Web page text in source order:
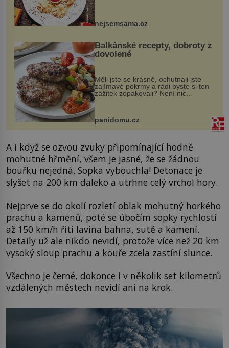
pokrmy, které rozhodně st...
nejsemsama.cz
Balkánské recepty, dobroty z
dovolené
Měli jste se krásně, ochutnali jste
zajímavé pokrmy a rádi byste si ten
zážitek zopakovali? Není nic
snazšího. Pljeskavica (10 porcí)
Možná jste ji ochutnali na dovolené v
panidomu.cz
A i když se ozvou zvuky připomínající hodně
mohutné hřmění, všem je jasné, že se žádnou
bouřku nejedná. Sopka vybouchla! Detonace je
slyšet na 200 km daleko a utrhne celý vrchol hory.
Nejprve se do okolí rozletí oblak mohutný horkého
prachu a kamenů, poté se úbočím sopky rychlostí
až 150 km/h řítí lavina bahna, sutě a kamení.
Detaily už ale nikdo nevidí, protože více než 20 km
vysoký sloup prachu a kouře zcela zastíní slunce.
Všechno je černé, dokonce i v několik set kilometrů
vzdálených městech nevidí ani na krok.